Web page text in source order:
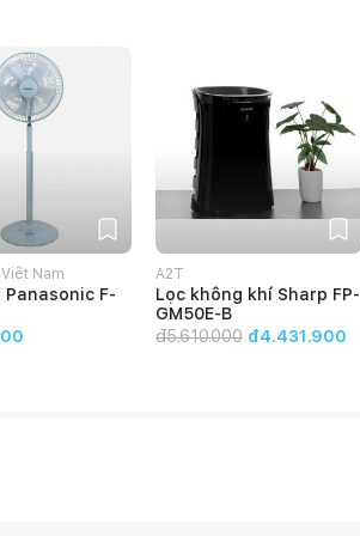
Nam
Panasonic F-
A2T
Lọc không khí Sharp FP-
GM50E-B
đ5.610.000 đ4.431.900